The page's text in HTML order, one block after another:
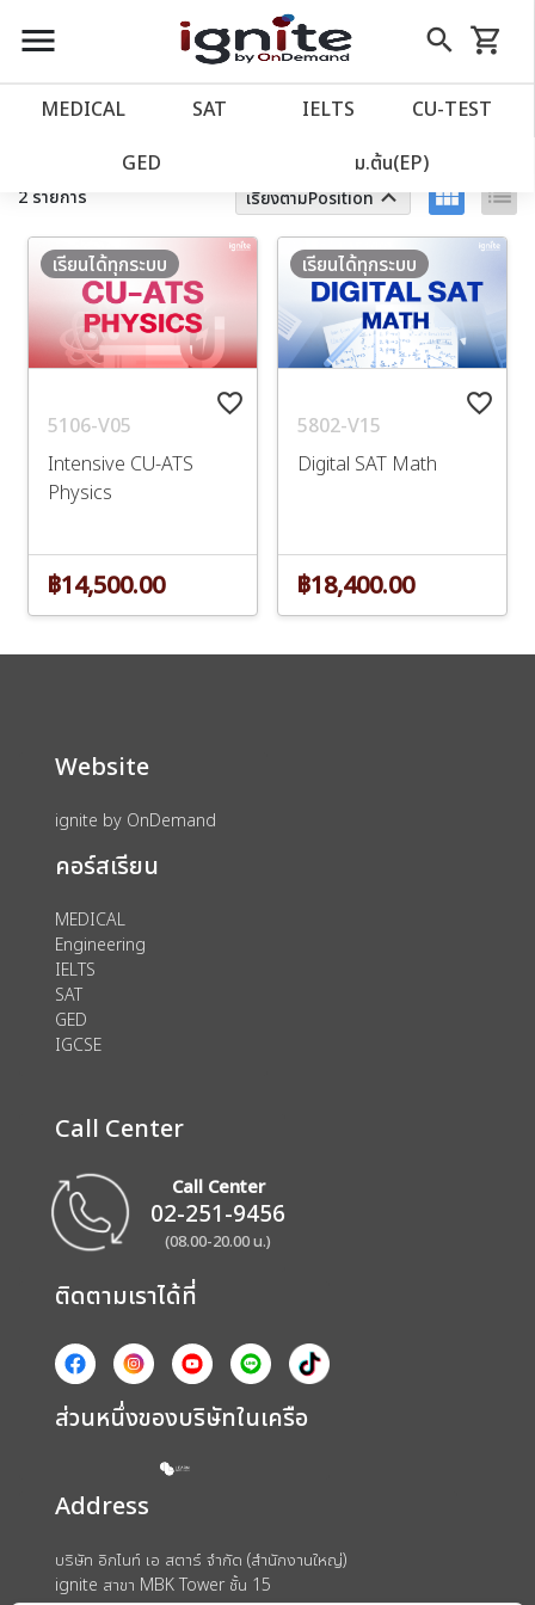
close
account_balance หน้าแรก
เว็บไซต์อิกไนท์
local_offer โปรโมชั่น
import_contacts วางแผนการเรียน
account_circle เข้าสู่ระบบ
assignment ลงทะเบียน
menu search
Skip
to
shopping_cart
รถเข็น
MEDICAL SAT IELTS CU‑TEST
GED ม.ต้น(EP)
2 รายการ เรียงตามPositionkeyboard_arrow_up view_module list
favorite_border
5106-V05
Intensive CU-ATS
Physics
เรียนได้ทุกระบบ
฿14,500.00
favorite_border
5802-V15
Digital SAT Math
เรียนได้ทุกระบบ
฿18,400.00
Website
ignite by OnDemand
คอร์สเรียน
MEDICAL
Engineering
IELTS
SAT
GED
IGCSE
Call Center
Call Center
02-251-9456
(08.00-20.00 น.)
ติดตามเราได้ที่
ส่วนหนึ่งของบริษัทในเครือ
Address
บริษัท อิกไนท์ เอ สตาร์ จำกัด (สำนักงานใหญ่)
ignite สาขา MBK Tower ชั้น 15